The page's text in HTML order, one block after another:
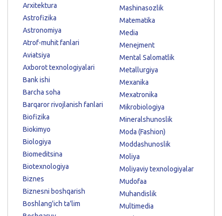
Arxitektura
Astrofizika
Astronomiya
Atrof-muhit fanlari
Aviatsiya
Axborot texnologiyalari
Bank ishi
Barcha soha
Barqaror rivojlanish fanlari
Biofizika
Biokimyo
Biologiya
Biomeditsina
Biotexnologiya
Biznes
Biznesni boshqarish
Boshlang'ich ta'lim
Mashinasozlik
Matematika
Media
Menejment
Mental Salomatlik
Metallurgiya
Mexanika
Mexatronika
Mikrobiologiya
Mineralshunoslik
Moda (Fashion)
Moddashunoslik
Moliya
Moliyaviy texnologiyalar
Mudofaa
Muhandislik
Multimedia